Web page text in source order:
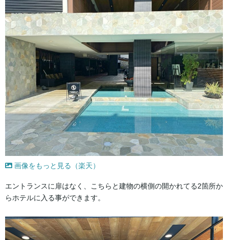
画像をもっと見る（楽天）
エントランスに扉はなく、こちらと建物の横側の開かれてる2箇所か
らホテルに入る事ができます。